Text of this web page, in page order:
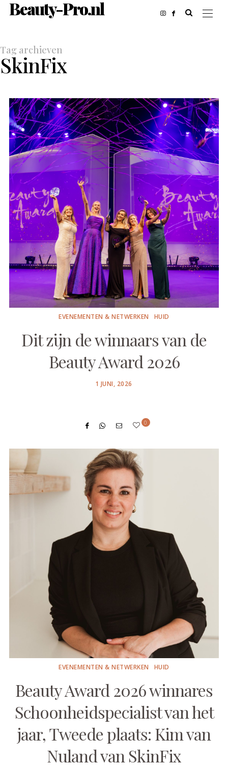
Beauty-Pro.nl
Tag archieven
SkinFix
EVENEMENTEN & NETWERKEN HUID
Dit zijn de winnaars van de
Beauty Award 2026
POSTED
1 JUNI, 2026
0
EVENEMENTEN & NETWERKEN HUID
Beauty Award 2026 winnares
Schoonheidspecialist van het
jaar, Tweede plaats: Kim van
Nuland van SkinFix